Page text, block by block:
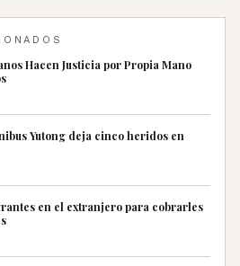
Hacen Justicia por Propia Mano
Yutong deja cinco heridos en
en el extranjero para cobrarles